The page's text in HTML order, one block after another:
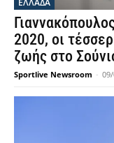
ΕΛΛΑΔΑ
2020, οι
ζωής στο
Sportlive Newsroom -